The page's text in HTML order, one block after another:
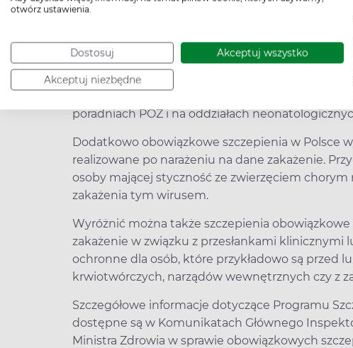
otwórz ustawienia.
Dostosuj Akceptuj wszystko
Akceptuj niezbędne
Kalendarz szczepień
Kalendarz szczepień obowiązkowych dzieci i
Jest to wykaz szczepień przeznaczonych dla
W kalendarzu szczepień znajdują się terminy i
stosowanych szczepionek oraz formy ich
poradniach POZ i na oddziałach
Dodatkowo obowiązkowe szczepienia w Polsce
realizowane po narażeniu na dane zakażenie.
osoby mającej styczność ze zwierzęciem
zakażenia tym wirusem.
Wyróżnić można także szczepienia
zakażenie w związku z przesłankami
ochronne dla osób, które przykładowo są przed
krwiotwórczych, narządów wewnętrznych czy z
Szczegółowe informacje dotyczące Programu
dostępne są w Komunikatach Głównego
Ministra Zdrowia w sprawie obowiązkowych